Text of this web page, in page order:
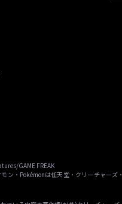
GAME FREAK
ン・Pokémonは任天堂・クリーチャーズ